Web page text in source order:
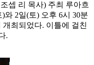
셉 리 목사) 주최 루아흐
와 2일(토) 오후 6시 30분
최되었다. 이틀에 걸친
.